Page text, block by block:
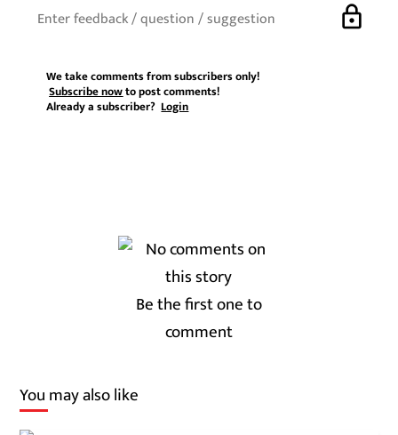
lock
We take comments from subscribers only!
Subscribe nowto post comments!
Already a subscriber?Login
Be the first one to
comment
You may also like